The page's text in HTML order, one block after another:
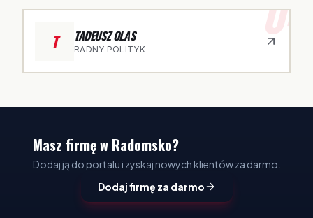
04
T TADEUSZ OLAS
RADNY POLITYK
Masz firmę w Radomsko?
Dodaj ją do portalu i zyskaj nowych klientów za darmo.
Dodaj firmę za darmo